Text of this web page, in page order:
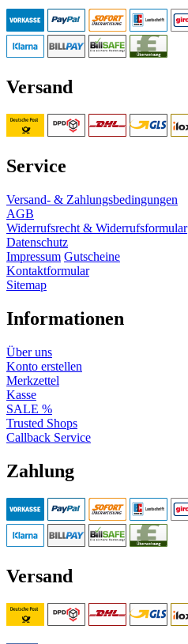
Versand
Service
Versand- & Zahlungsbedingungen
AGB
Widerrufsrecht & Widerrufsformular
Datenschutz
Impressum Gutscheine
Kontaktformular
Sitemap
Informationen
Über uns
Konto erstellen
Merkzettel
Kasse
SALE %
Trusted Shops
Callback Service
Zahlung
Versand